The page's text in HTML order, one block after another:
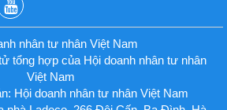
nhân tư nhân Việt Nam
tổng hợp của Hội doanh nhân tư nhân
Việt Nam
Hội doanh nhân tư nhân Việt Nam